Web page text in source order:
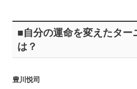
■自分の運命を変えたター
は？
豊川悦司